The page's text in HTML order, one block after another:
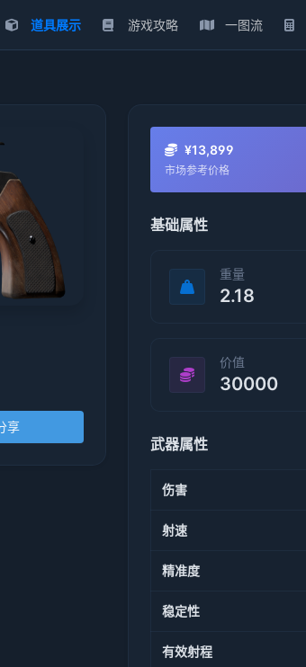
道具展示 游戏攻略 一图流
享
¥13,899
市场参考价格
基础属性
重量
2.18
价值
30000
武器属性
伤害
射速
精准度
稳定性
有效射程